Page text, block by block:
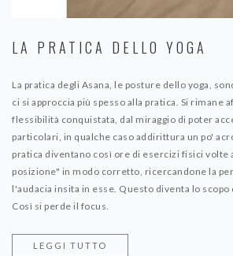
LA PRATICA DELLO YOGA
La pratica degli Asana, le posture dello yoga,
ci si approccia più spesso alla pratica. Si rimane
flessibilità conquistata, dal miraggio di poter
particolari, in qualche caso addirittura un po'
pratica diventano così ore di esercizi fisici volte
posizione" in modo corretto, ricercandone la
l'audacia insita in esse. Questo diventa lo scopo
Così si perde il focus.
LEGGI TUTTO